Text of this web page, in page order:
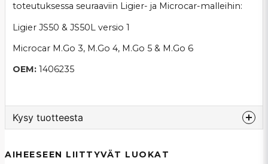
toteutuksessa seuraaviin Ligier- ja Microcar-malleihin:
Ligier JS50 & JS50L versio 1
Microcar M.Go 3, M.Go 4, M.Go 5 & M.Go 6
OEM: 1406235
Kysy tuotteesta
Kysy meiltä tästä tuotteesta...
AIHEESEEN LIITTYVÄT LUOKAT